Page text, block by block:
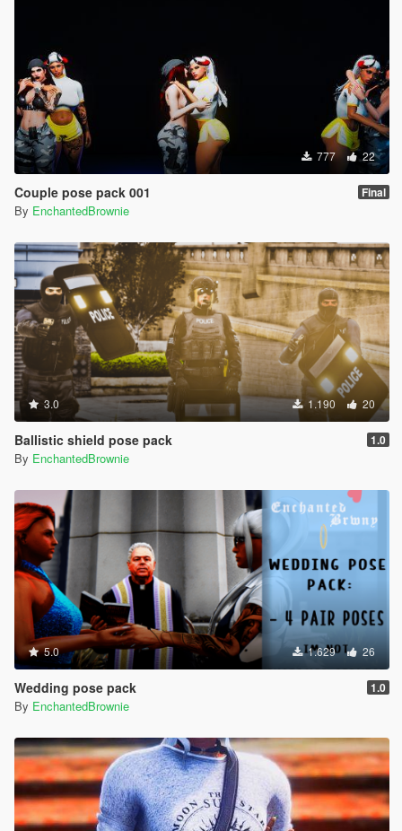
777 22
Couple pose pack 001 Final
By EnchantedBrownie
3.0 1.190 20
Ballistic shield pose pack 1.0
By EnchantedBrownie
5.0 1.629 26
Wedding pose pack 1.0
By EnchantedBrownie